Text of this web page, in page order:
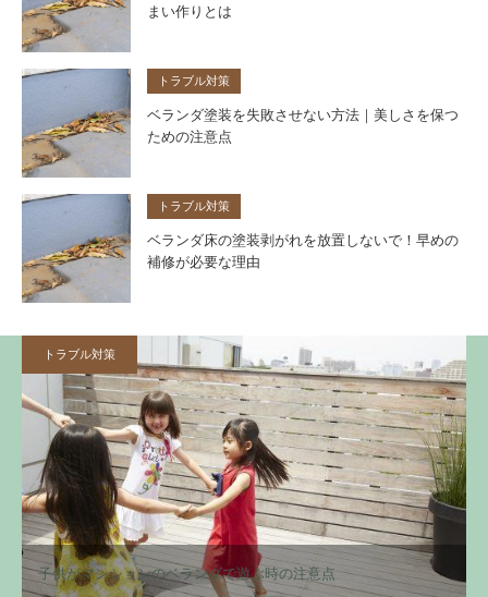
まい作りとは
トラブル対策
ベランダ塗装を失敗させない方法｜美しさを保つ
ための注意点
トラブル対策
ベランダ床の塗装剥がれを放置しないで！早めの
補修が必要な理由
トラブル対策
子供がマンションのベランダで遊ぶ時の注意点